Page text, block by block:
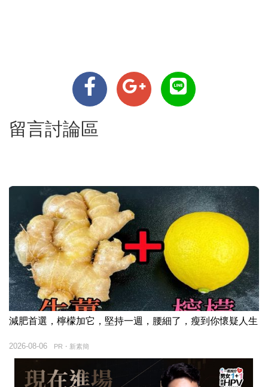
留言討論區
減肥首選，檸檬加它，堅持一週，腰細了，瘦到你懷疑人生
PR・新素簡
2026-08-06